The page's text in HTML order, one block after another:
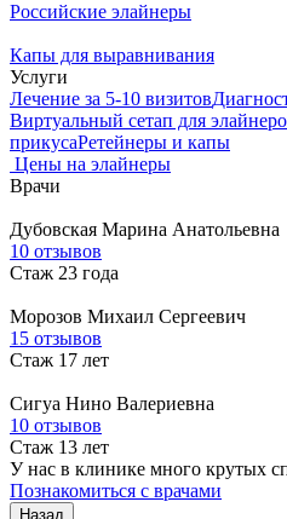
Российские элайнеры
Капы для выравнивания
Услуги
Лечение за 5-10 визитов
Виртуальный сетап для
прикусаРетейнеры и капы
Цены на элайнеры
Врачи
Дубовская Марина Анатольевна
10 отзывов
Стаж 23 года
Морозов Михаил Сергеевич
15 отзывов
Стаж 17 лет
Сигуа Нино Валериевна
10 отзывов
Стаж 13 лет
У нас в клинике много крутых
Познакомиться с врачами
Назад